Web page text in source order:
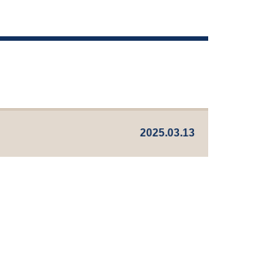
2025.03.13